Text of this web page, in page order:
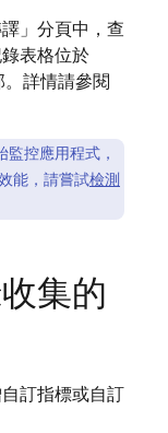
」 分頁中，查
表格位於
詳情請參閱
控應用程式，
能，請嘗試檢測
集的
訂指標或自訂